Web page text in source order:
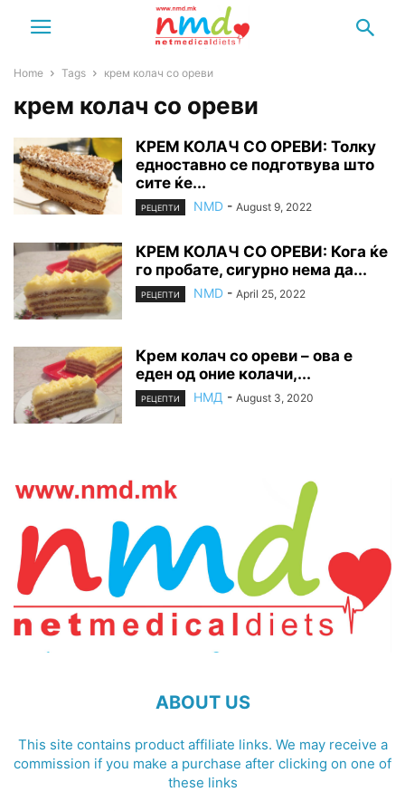
Home Tags крем колач со ореви
крем колач со ореви
КРЕМ КОЛАЧ СО ОРЕВИ: Толку
едноставно се подготвува што
сите ќе...
РЕЦЕПТИ NMD - August 9, 2022
КРЕМ КОЛАЧ СО ОРЕВИ: Кога ќе
го пробате, сигурно нема да...
РЕЦЕПТИ NMD - April 25, 2022
Крем колач со ореви – ова е
еден од оние колачи,...
РЕЦЕПТИ НМД - August 3, 2020
ABOUT US
This site contains product affiliate links. We may receive a
commission if you make a purchase after clicking on one of
these links